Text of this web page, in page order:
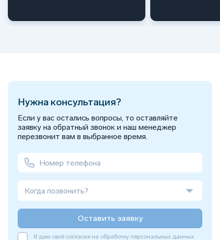
Нужна консультация?
Если у вас остались вопросы, то оставляйте
заявку на обратный звонок и наш менеджер
перезвонит вам в выбранное время.
Когда позвонить?
Оставить заявку
Я даю своё согласие на обработку персональных данных